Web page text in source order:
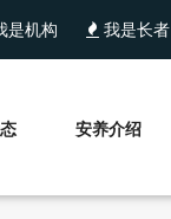
是机构 我是长者
安养介绍